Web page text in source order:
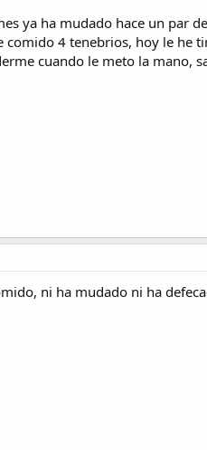
ya ha mudado hace un par
4 tenebrios, hoy le he
cuando le meto la mano,
ni ha mudado ni ha